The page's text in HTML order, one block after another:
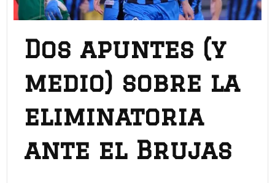
Dos apuntes (y
medio) sobre la
eliminatoria
ante el Brujas